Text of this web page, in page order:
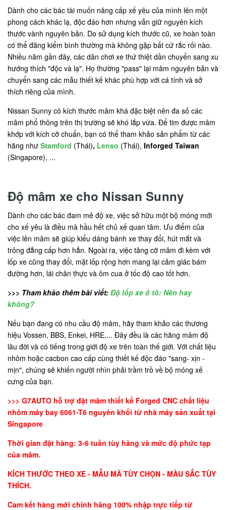
Dành cho các bác tài muốn nâng cấp xế yêu của mình lên một
phong cách khác lạ, độc đáo hơn nhưng vẫn giữ nguyên kích
thước vành nguyên bản. Do sử dụng kích thước cũ, xe hoàn toàn
có thể đăng kiểm bình thường mà không gặp bất cứ rắc rối nào.
Nhiều năm gần đây, các dân chơi xe thứ thiệt dần chuyển sang xu
hướng thích "độc và lạ". Họ thường "pass" lại mâm nguyên bản và
chuyển sang các mẫu thiết kế khác phù hợp với cá tính và sở
thích riêng của mình.
Nissan Sunny có kích thước mâm khá đặc biệt nên đa số các
mâm phổ thông trên thị trường sẽ khó lắp vừa. Để tim được mâm
khớp với kích cỡ chuẩn, bạn có thể tham khảo sản phẩm từ các
hãng như Stamford (Thái), Lenso (Thái), Inforged Taiwan
(Singapore), ...
Độ mâm xe cho Nissan Sunny
Dành cho các bác đam mê độ xe, việc sở hữu một bộ móng mới
cho xế yêu là điều mà hầu hết chủ xế quan tâm. Ưu điểm của
việc lên mâm sẽ giúp kiểu dáng bánh xe thay đổi, hút mắt và
trông đẳng cấp hơn hẳn. Ngoài ra, việc tăng cỡ mâm đi kèm với
lốp xe cũng thay đổi, mặt lốp rộng hơn mang lại cảm giác bám
đường hơn, lái chân thực và ôm cua ở tốc độ cao tốt hơn.
>>> Tham khảo thêm bài viết: Độ lốp xe ô tô: Nên hay
không?
Nếu bạn đang có nhu cầu độ mâm, hãy tham khảo các thương
hiệu Vossen, BBS, Enkei, HRE,... Đây đều là các hãng mâm độ
lâu đời và có tiếng trong giới độ xe trên toàn thế giới. Với chất liệu
nhôm hoặc cacbon cao cấp cùng thiết kế độc đáo "sang- xịn -
mịn", chúng sẽ khiến người nhìn phải trầm trồ về bộ móng xế
cưng của bạn.
>>> G7AUTO hỗ trợ đặt mâm thiết kế Forged CNC chất liệu
nhôm máy bay 6061-T6 nguyên khối từ nhà máy sản xuất tại
Singapore
Thời gian đặt hàng: 3-6 tuần tùy hãng và mức độ phức tạp
của mâm.
KÍCH THƯỚC THEO XE - MẪU MÃ TÙY CHỌN - MÀU SẮC TÙY
THÍCH.
Cam kết hàng mới chính hãng 100% nhập trực tiếp từ